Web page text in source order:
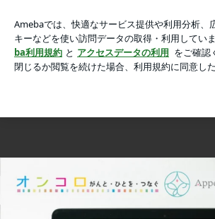
いてお話します！(5/17)の画像 6枚中4枚目